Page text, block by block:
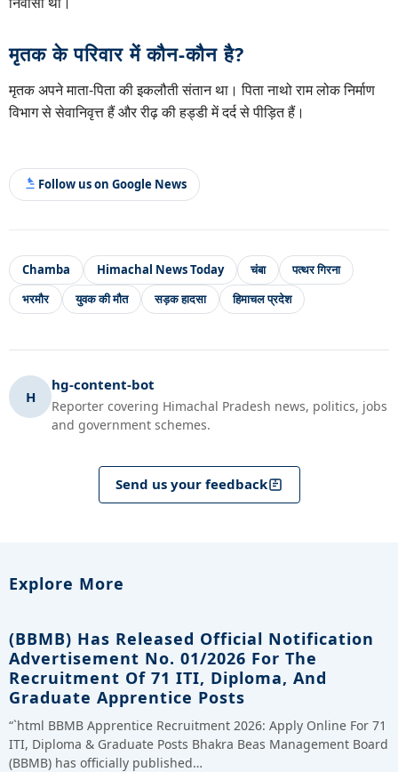
मृतक के परिवार में कौन-कौन है?
मृतक अपने माता-पिता की इकलौती संतान था। पिता नाथो राम लोक निर्माण
विभाग से सेवानिवृत्त हैं और रीढ़ की हड्डी में दर्द से पीड़ित हैं।
Follow us on Google News
Chamba Himachal News Today चंबा
पत्थर गिरना
भरमौर
युवक की मौत सड़क हादसा हिमाचल प्रदेश
H
hg-content-bot
Reporter covering Himachal Pradesh news, politics, jobs
and government schemes.
Send us your feedback
Explore More
(BBMB) Has Released Official Notification
Advertisement No. 01/2026 For The
Recruitment Of 71 ITI, Diploma, And
Graduate Apprentice Posts
“`html BBMB Apprentice Recruitment 2026: Apply Online For 71
ITI, Diploma & Graduate Posts Bhakra Beas Management Board
(BBMB) has officially published…